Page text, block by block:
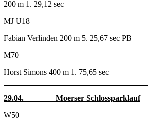
200 m 1. 29,12 sec
MJ U18
Fabian Verlinden 200 m 5. 25,67 sec PB
M70
Horst Simons 400 m 1. 75,65 sec
29.04. Moerser Schlossparklauf
W50